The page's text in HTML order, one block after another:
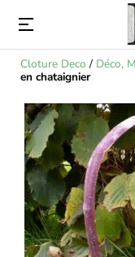
Cloture Deco / Déco,
en chataignier